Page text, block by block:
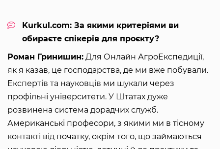
Kurkul.com: За якими критеріями ви
обираєте спікерів для проєкту?
Роман Гринишин: Для Онлайн АгроЕкспедиції,
як я казав, це господарства, де ми вже побували.
Експертів та науковців ми шукали через
профільні університети. У Штатах дуже
розвинена система дорадчих служб.
Американські професори, з якими ми в тісному
контакті від початку, окрім того, що займаються